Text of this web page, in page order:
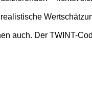
auch. Der TWINT-